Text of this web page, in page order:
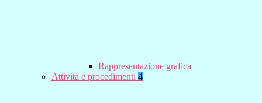
Rappresentazione grafica
Attività e procedimenti 4